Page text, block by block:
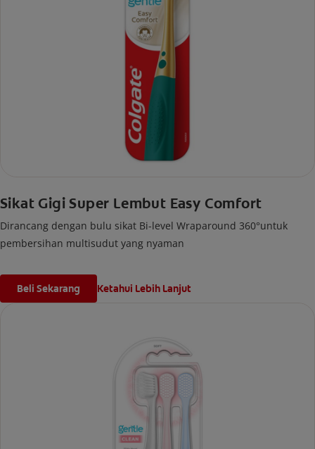
Sikat Gigi Super Lembut Easy Comfort
Dirancang dengan bulu sikat Bi-level Wraparound 360°untuk
pembersihan multisudut yang nyaman
Beli Sekarang Ketahui Lebih Lanjut